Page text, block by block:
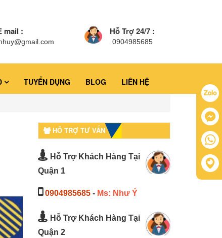
mail : Hỗ Trợ 24/7 :
0904985685
TUYỂN DỤNG BLOG LIÊN HỆ
HỖ TRỢ TƯ VẤN
Hỗ Trợ Khách Hàng Tại
Quận 1
0904985685- Ms: Như Ý
Hỗ Trợ Khách Hàng Tại
Quận 2